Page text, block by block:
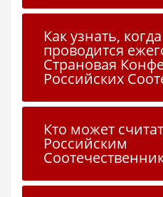
Как узнать,
проводится
Страновая
Российских
Кто может
Российским